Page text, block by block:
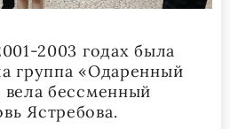
2003 годах была
группа «Одаренный
бессменный
Ястребова.